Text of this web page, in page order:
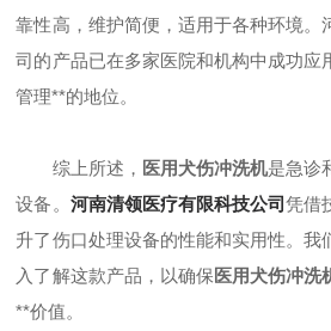
靠性高，维护简便，适用于各种环境。
司的产品已在多家医院和机构中成功应
管理**的地位。
综上所述， 医用犬伤冲洗机是急诊
设备。 河南清领医疗有限科技公司凭借
升了伤口处理设备的性能和实用性。我
入了解这款产品，以确保医用犬伤冲洗
**价值。